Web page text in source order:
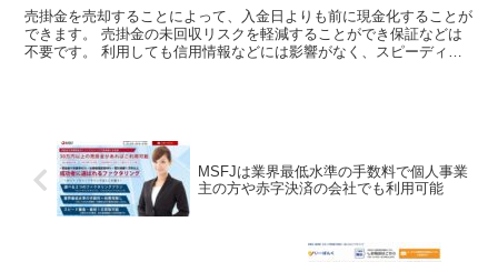
売掛金を売却することによって、入金日よりも前に現金化することが
できます。 売掛金の未回収リスクを軽減することができ保証などは
不要です。 利用しても信用情報などには影響がなく、スピーディな
MSFJは業界最低水準の手数料で個人事業
主の方や赤字決済の会社でも利用可能